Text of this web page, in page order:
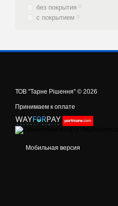
без покрытия 0
с покрытием 0
ТОВ "Тарне Рішення" © 2026
Принимаем к оплате
Мобильная версия